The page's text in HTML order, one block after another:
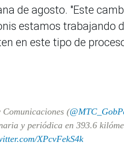
de agosto. "Este
estamos trabajando
en este tipo de
(
y periódica en 393.6
XPcvFekS4k